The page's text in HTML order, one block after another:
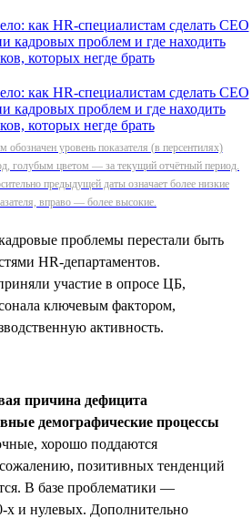
уровень показателя (в персентилях)
голубым цветом — за текущий отчётный период.
предыдущей даты означает более низкие
вправо — более высокие.
проблемы перестали быть
HR-департаментов.
участие в опросе ЦБ,
ключевым фактором,
активность.
причина дефицита
демографические процессы
хорошо поддаются
позитивных тенденций
В базе проблематики —
х и нулевых. Дополнительно